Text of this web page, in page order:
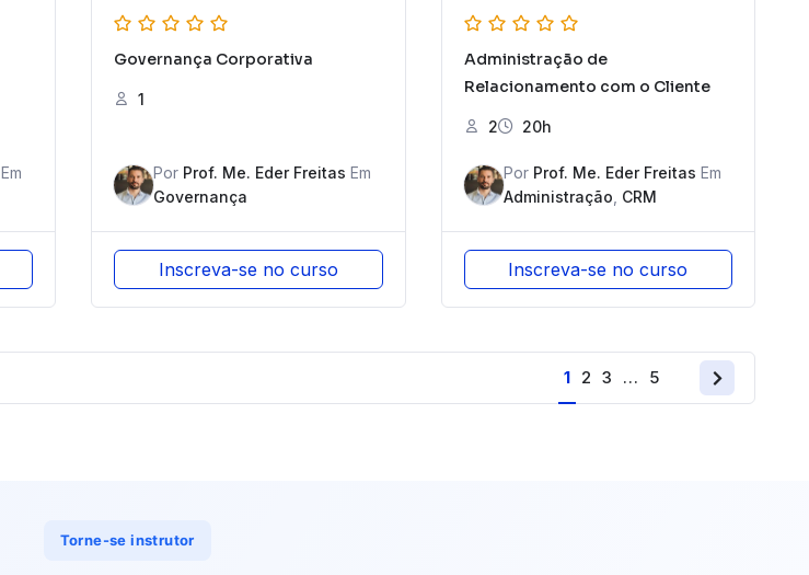
Em
Governança Corporativa
1
Por Prof. Me. Eder Freitas Em
Governança
Inscreva-se no curso
Administração de
Relacionamento com o Cliente
2 20h
Por Prof. Me. Eder Freitas Em
Administração CRM
Inscreva-se no curso
1 2 3 … 5
Torne-se instrutor